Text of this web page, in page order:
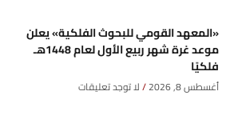
«المعهد القومي للبحوث الفلكية» يعلن
موعد غرة شهر ربيع الأول لعام 1448هـ
فلكيًا
أغسطس 8, 2026 لا توجد تعليقات